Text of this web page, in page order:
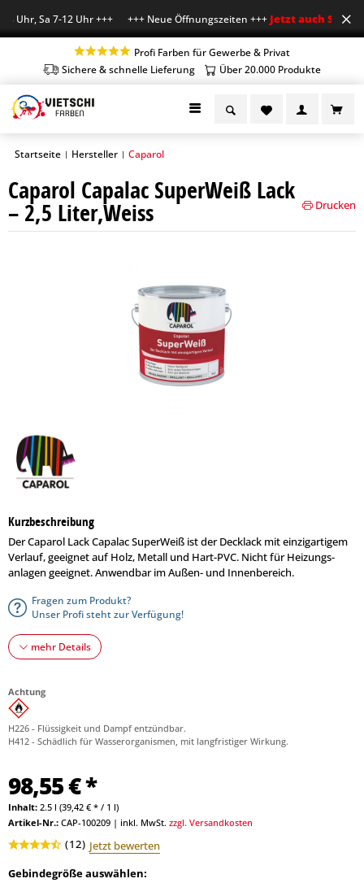
Uhr, Sa 7-12 Uhr +++ +++ Neue Öffnungszeiten +++Jetzt auch Sa
Profi Farben für Gewerbe & Privat
Sichere & schnelle Lieferung
Über 20.000 Produkte
Startseite | Hersteller | Caparol
Caparol Capalac SuperWeiß Lack
– 2,5 Liter,Weiss Drucken
Kurzbeschreibung
Der Caparol Lack Capalac SuperWeiß ist der Decklack mit einzigartigem
Verlauf, geeignet auf Holz, Metall und Hart-PVC. Nicht für Heizungs­­
anlagen geeignet. Anwendbar im Außen- und Innenbereich.
Fragen zum Produkt?
Unser Profi steht zur Verfügung!
mehr Details
Achtung
H226 - Flüssigkeit und Dampf entzündbar.
H412 - Schädlich für Wasserorganismen, mit langfristiger Wirkung.
98,55 € *
Inhalt: 2.5 l (39,42 € * / 1 l)
Artikel-Nr.: CAP-100209 | inkl. MwSt. zzgl. Versandkosten
(12) Jetzt bewerten
Gebindegröße auswählen: